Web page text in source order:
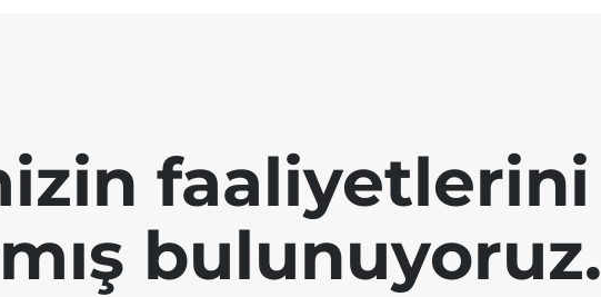
faaliyetlerini
bulunuyoruz.